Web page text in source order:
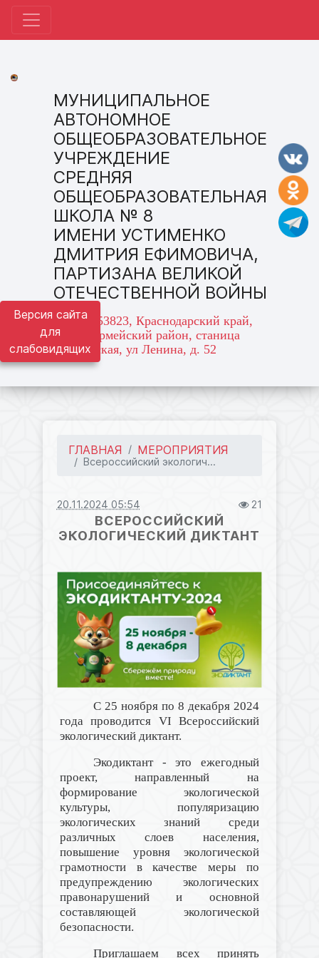
Версия сайта
для
слабовидящих
МУНИЦИПАЛЬНОЕ
АВТОНОМНОЕ
ОБЩЕОБРАЗОВАТЕЛЬНОЕ
УЧРЕЖДЕНИЕ
СРЕДНЯЯ
ОБЩЕОБРАЗОВАТЕЛЬНАЯ
ШКОЛА № 8
ИМЕНИ УСТИМЕНКО
ДМИТРИЯ ЕФИМОВИЧА,
ПАРТИЗАНА ВЕЛИКОЙ
ОТЕЧЕСТВЕННОЙ ВОЙНЫ
адрес: 353823, Краснодарский край,
Красноармейский район, станица
Марьянская, ул Ленина, д. 52
ГЛАВНАЯ МЕРОПРИЯТИЯ
Всероссийский экологич...
20.11.2024 05:54 21
ВСЕРОССИЙСКИЙ
ЭКОЛОГИЧЕСКИЙ ДИКТАНТ
С 25 ноября по 8 декабря 2024
года проводится VI Всероссийский
экологический диктант.
Экодиктант - это ежегодный
проект, направленный на
формирование экологической
культуры, популяризацию
экологических знаний среди
различных слоев населения,
повышение уровня экологической
грамотности в качестве меры по
предупреждению экологических
правонарушений и основной
составляющей экологической
безопасности.
Приглашаем всех принять